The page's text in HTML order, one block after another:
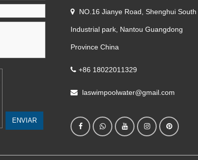
ENVIAR
NO.16 Jianye Road, Shenghui South
Industrial park, Nantou Guangdong
Province China
+86 18022011329
laswimpoolwater@gmail.com